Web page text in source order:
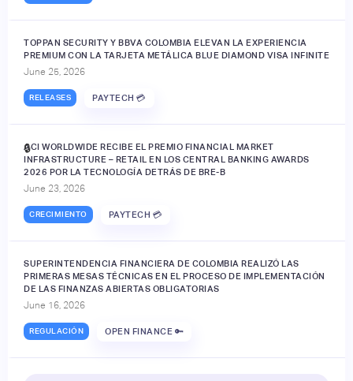
TOPPAN SECURITY Y BBVA COLOMBIA ELEVAN LA EXPERIENCIA
PREMIUM CON LA TARJETA METÁLICA BLUE DIAMOND VISA INFINITE
June 25, 2026
RELEASES PAYTECH 💳
ACI WORLDWIDE RECIBE EL PREMIO FINANCIAL MARKET
INFRASTRUCTURE – RETAIL EN LOS CENTRAL BANKING AWARDS
2026 POR LA TECNOLOGÍA DETRÁS DE BRE-B
June 23, 2026
CRECIMIENTO PAYTECH 💳
🔒
SUPERINTENDENCIA FINANCIERA DE COLOMBIA REALIZÓ LAS
PRIMERAS MESAS TÉCNICAS EN EL PROCESO DE IMPLEMENTACIÓN
DE LAS FINANZAS ABIERTAS OBLIGATORIAS
June 16, 2026
REGULACIÓN OPEN FINANCE 🔑